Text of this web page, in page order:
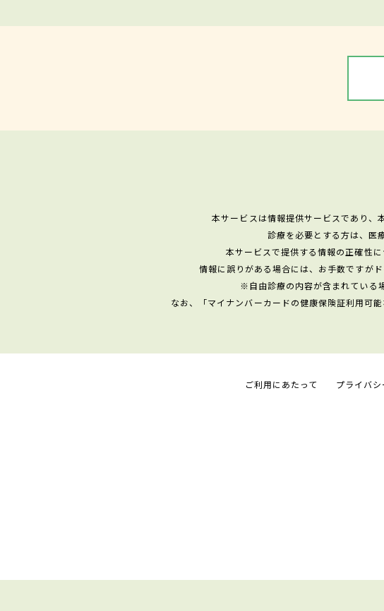
本サービスは情報提供サービスであり、
診療を必要とする方は、医
本サービスで提供する情報の正確性
情報に誤りがある場合には、お手数ですが
※自由診療の内容が含まれている
なお、「マイナンバーカードの健康保険証利用可
ご利用にあたって プライバ